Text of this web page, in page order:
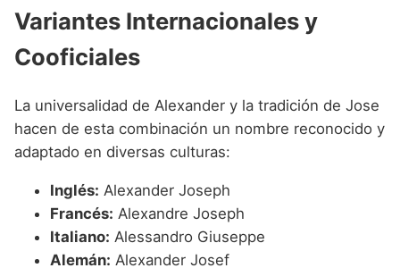
Variantes Internacionales y
Cooficiales
La universalidad de Alexander y la tradición de Jose
hacen de esta combinación un nombre reconocido y
adaptado en diversas culturas:
Inglés: Alexander Joseph
Francés: Alexandre Joseph
Italiano: Alessandro Giuseppe
Alemán: Alexander Josef